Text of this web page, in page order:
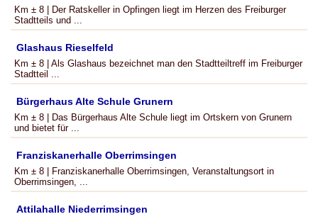
Km ± 8 | Der Ratskeller in Opfingen liegt im Herzen des Freiburger
Stadtteils und ...
Glashaus Rieselfeld
Km ± 8 | Als Glashaus bezeichnet man den Stadtteiltreff im Freiburger
Stadtteil ...
Bürgerhaus Alte Schule Grunern
Km ± 8 | Das Bürgerhaus Alte Schule liegt im Ortskern von Grunern
und bietet für ...
Franziskanerhalle Oberrimsingen
Km ± 8 | Franziskanerhalle Oberrimsingen, Veranstaltungsort in
Oberrimsingen, ...
Attilahalle Niederrimsingen